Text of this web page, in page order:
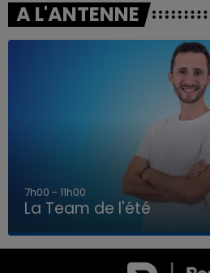
LA TEAM DE L'ÉTÉ
A L'ANTENNE
7h00 - 11h00
La Team de l'été